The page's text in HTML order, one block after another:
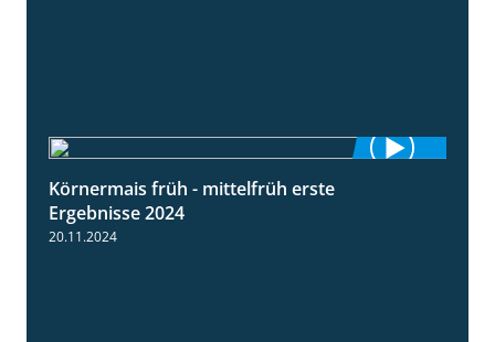
Körnermais früh - mittelfrüh erste
Ergebnisse 2024
20.11.2024